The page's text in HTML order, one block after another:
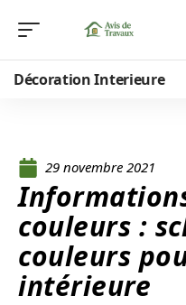
Décoration Interieure
29 novembre 2021
couleurs :
couleurs
intérieure